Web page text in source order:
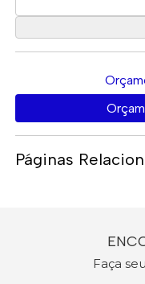
Páginas
Faça